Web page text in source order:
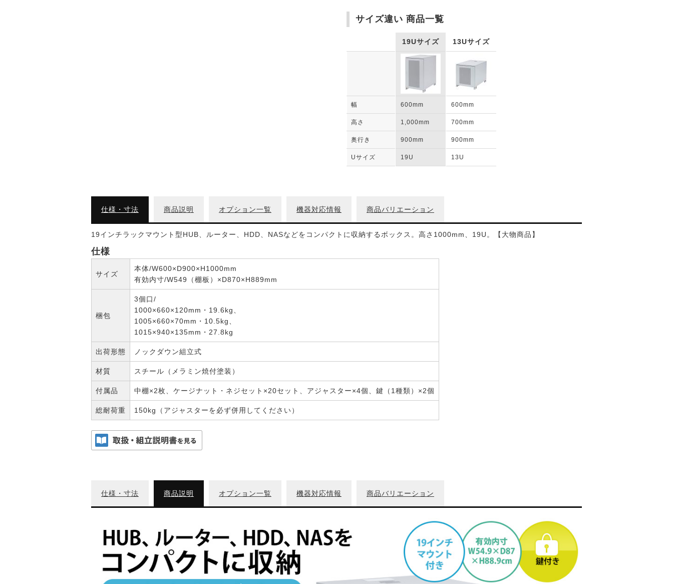
サイズ違い 商品一覧
19Uサイズ 13Uサイズ
幅 600mm 600mm
高さ 1,000mm 700mm
奥行き 900mm 900mm
Uサイズ 19U 13U
仕様・寸法 商品説明 オプション一覧 機器対応情報 商品バリエーション
19インチラックマウント型HUB、ルーター、HDD、NASなどをコンパクトに収納するボックス。高さ1000mm、19U。【大物商品】
仕様
サイズ
本体/W600×D900×H1000mm
有効内寸/W549（棚板）×D870×H889mm
梱包
3個口/
1000×660×120mm・19.6kg、
1005×660×70mm・10.5kg、
1015×940×135mm・27.8kg
出荷形態 ノックダウン組立式
材質 スチール（メラミン焼付塗装）
付属品 中棚×2枚、ケージナット・ネジセット×20セット、アジャスター×4個、鍵（1種類）×2個
総耐荷重 150kg（アジャスターを必ず併用してください）
仕様・寸法 商品説明 オプション一覧 機器対応情報 商品バリエーション